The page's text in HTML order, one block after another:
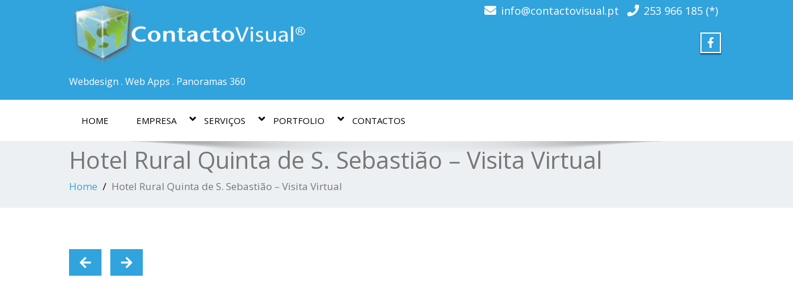
Webdesign . Web Apps . Panoramas 360
info@contactovisual.pt 253 966 185 (*)
HOME EMPRESA SERVIÇOS PORTFOLIO CONTACTOS
Hotel Rural Quinta de S. Sebastião – Visita Virtual
Home Hotel Rural Quinta de S. Sebastião – Visita Virtual